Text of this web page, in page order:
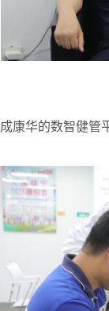
华的数智健管